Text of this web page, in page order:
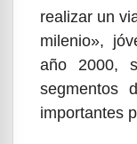
realizar un
milenio»,
año 2000,
segmentos
importantes